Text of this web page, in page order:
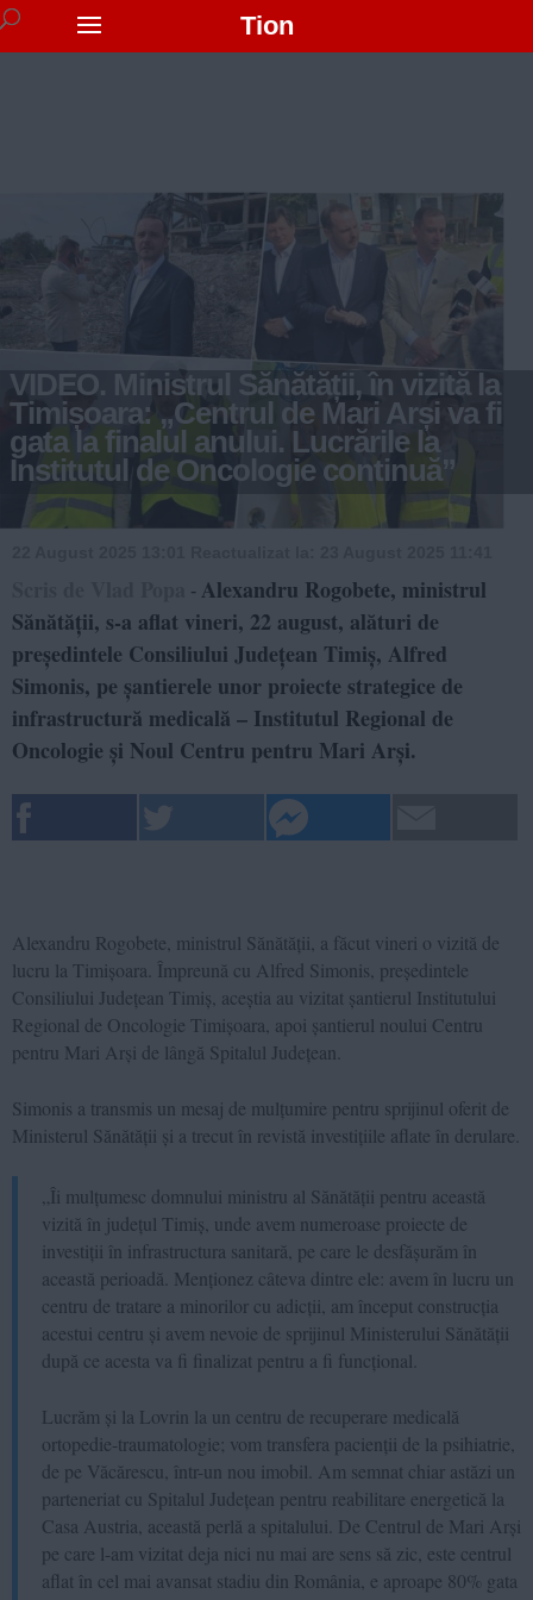
Tion
VIDEO. Ministrul Sănătății, în vizită la
Timișoara: „Centrul de Mari Arși va fi
gata la finalul anului. Lucrările la
Institutul de Oncologie continuă”
- Alexandru Rogobete, ministrul
Sănătății, s-a aflat vineri, 22 august, alături de
președintele Consiliului Județean Timiș, Alfred
Simonis, pe șantierele unor proiecte strategice de
infrastructură medicală – Institutul Regional de
Oncologie și Noul Centru pentru Mari Arși.
Alexandru Rogobete, ministrul Sănătății, a făcut vineri o vizită de
lucru la Timișoara. Împreună cu Alfred Simonis, președintele
Consiliului Județean Timiș, aceștia au vizitat șantierul Institutului
Regional de Oncologie Timișoara, apoi șantierul noului Centru
pentru Mari Arși de lângă Spitalul Județean.
Simonis a transmis un mesaj de mulțumire pentru sprijinul oferit de
Ministerul Sănătății și a trecut în revistă investițiile aflate în derulare.
„Îi mulțumesc domnului ministru al Sănătății pentru această
vizită în județul Timiș, unde avem numeroase proiecte de
investiții în infrastructura sanitară, pe care le desfășurăm în
această perioadă. Menționez câteva dintre ele: avem în lucru un
centru de tratare a minorilor cu adicții, am început construcția
acestui centru și avem nevoie de sprijinul Ministerului Sănătății
după ce acesta va fi finalizat pentru a fi funcțional.
Lucrăm și la Lovrin la un centru de recuperare medicală
ortopedie-traumatologie; vom transfera pacienții de la psihiatrie,
de pe Văcărescu, într-un nou imobil. Am semnat chiar astăzi un
parteneriat cu Spitalul Județean pentru reabilitare energetică la
Casa Austria, această perlă a spitalului. De Centrul de Mari Arși
pe care l-am vizitat deja nici nu mai are sens să zic, este centrul
aflat în cel mai avansat stadiu din România, e aproape 80% gata